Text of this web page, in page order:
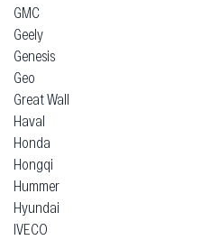
GMC
Geely
Genesis
Geo
Great Wall
Haval
Honda
Hongqi
Hummer
Hyundai
IVECO